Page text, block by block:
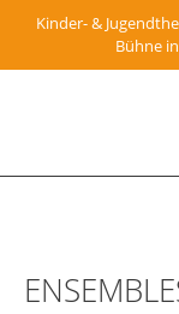
Zum
springen
Kinder- &
Bühne